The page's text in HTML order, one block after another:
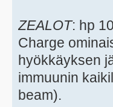
ZEALOT: hp
Charge
hyökkäyksen
immuunin
beam).